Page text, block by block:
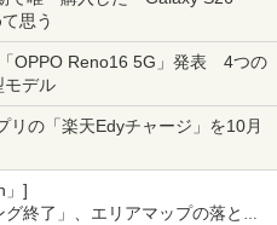
思う
OPPO Reno16 5G」発表 4つの
モデル
リの「楽天Edyチャージ」を10月
」]
終了」、エリアマップの落とし